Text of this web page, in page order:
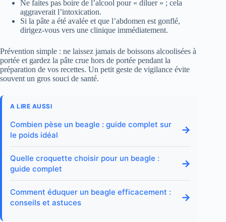
Ne faites pas boire de l’alcool pour « diluer » ; cela
aggraverait l’intoxication.
Si la pâte a été avalée et que l’abdomen est gonflé,
dirigez-vous vers une clinique immédiatement.
Prévention simple : ne laissez jamais de boissons alcoolisées à
portée et gardez la pâte crue hors de portée pendant la
préparation de vos recettes. Un petit geste de vigilance évite
souvent un gros souci de santé.
A LIRE AUSSI
Combien pèse un beagle : guide complet sur
le poids idéal
→
Quelle croquette choisir pour un beagle :
guide complet
→
Comment éduquer un beagle efficacement :
conseils et astuces
→